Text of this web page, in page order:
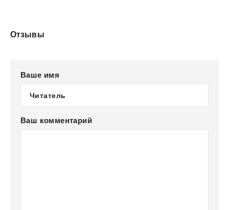
Отзывы
Ваше имя
Ваш комментарий